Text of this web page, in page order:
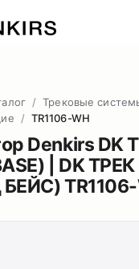
/ Трековые
/ TR1106-WH
Denkirs DK
| DK